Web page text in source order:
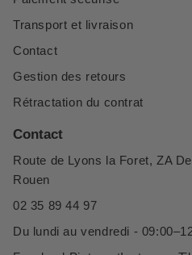
Transport et livraison
Contact
Gestion des retours
Rétractation du contrat
Contact
Route de Lyons la Foret, ZA
Rouen
02 35 89 44 97
Du lundi au vendredi -